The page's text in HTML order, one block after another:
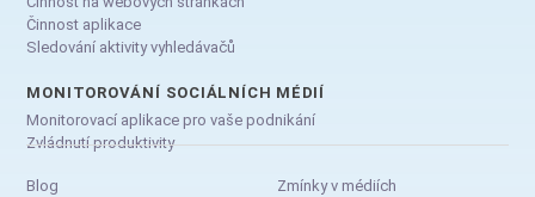
Činnost aplikace
Sledování aktivity vyhledávačů
MONITOROVÁNÍ SOCIÁLNÍCH MÉDIÍ
Monitorovací aplikace pro vaše podnikání
Zvládnutí produktivity
Blog
Zmínky v médiích